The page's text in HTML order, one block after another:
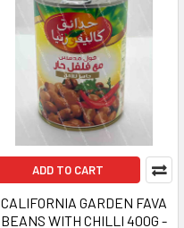
ADD TO CART
CALIFORNIA GARDEN FAVA
BEANS WITH CHILLI 400G -